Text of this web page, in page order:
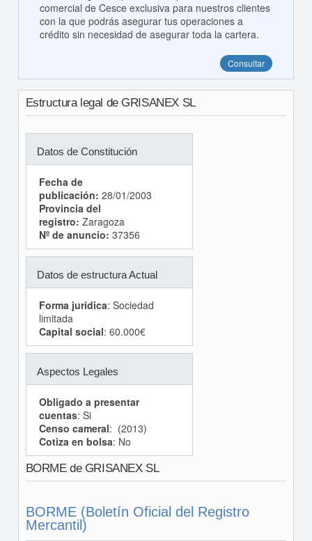
comercial de Cesce exclusiva para nuestros clientes
con la que podrás asegurar tus operaciones a
crédito sin necesidad de asegurar toda la cartera.
Consultar
Estructura legal de GRISANEX SL
Datos de Constitución
Fecha de
publicación: 28/01/2003
Provincia del
registro: Zaragoza
Nº de anuncio: 37356
Datos de estructura Actual
Forma jurídica: Sociedad
limitada
Capital social: 60.000€
Aspectos Legales
Obligado a presentar
cuentas: Si
Censo cameral: (2013)
Cotiza en bolsa: No
BORME de GRISANEX SL
BORME (Boletín Oficial del Registro
Mercantil)